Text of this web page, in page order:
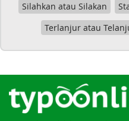
Silahkan atau Silakan
Terlanjur atau